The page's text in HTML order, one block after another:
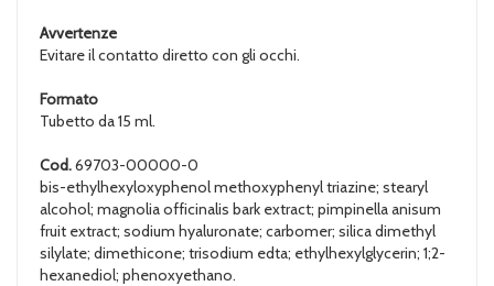
Avvertenze
Evitare il contatto diretto con gli occhi.
Formato
Tubetto da 15 ml.
Cod.69703-00000-0
bis-ethylhexyloxyphenol methoxyphenyl triazine; stearyl
alcohol; magnolia officinalis bark extract; pimpinella anisum
fruit extract; sodium hyaluronate; carbomer; silica dimethyl
silylate; dimethicone; trisodium edta; ethylhexylglycerin; 1;2-
hexanediol; phenoxyethano.